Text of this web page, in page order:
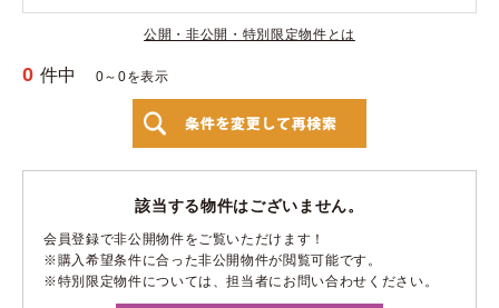
公開・非公開・特別限定物件とは
0 件中 0～0を表示
該当する物件はございません。
会員登録で非公開物件をご覧いただけます！
※購入希望条件に合った非公開物件が閲覧可能です。
※特別限定物件については、担当者にお問い合わせください。